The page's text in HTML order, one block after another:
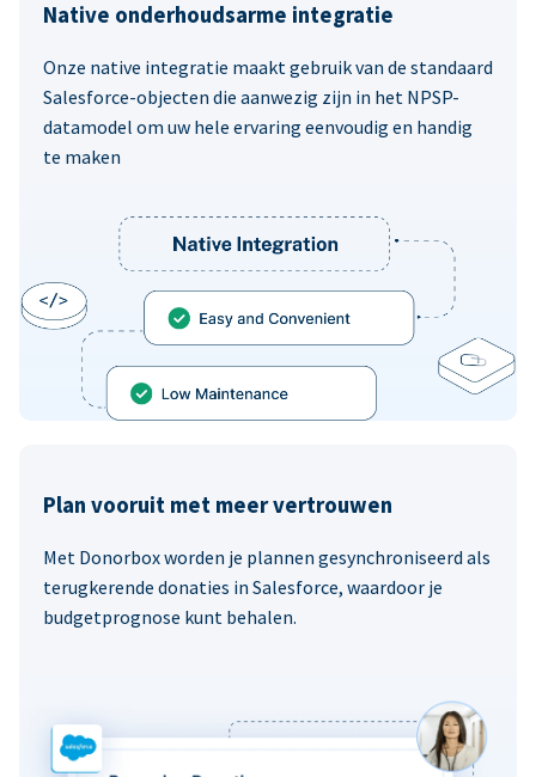
Native onderhoudsarme integratie
Onze native integratie maakt gebruik van de standaard
Salesforce-objecten die aanwezig zijn in het NPSP-
datamodel om uw hele ervaring eenvoudig en handig
te maken
Plan vooruit met meer vertrouwen
Met Donorbox worden je plannen gesynchroniseerd als
terugkerende donaties in Salesforce, waardoor je
budgetprognose kunt behalen.